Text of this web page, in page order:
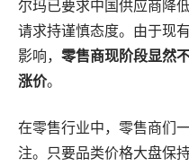
尔玛已要求中国供应商降
请求持谨慎态度。由于现
影响， 零售商现阶段显然
涨价。
在零售行业中，零售商们
注。只要品类价格大盘保